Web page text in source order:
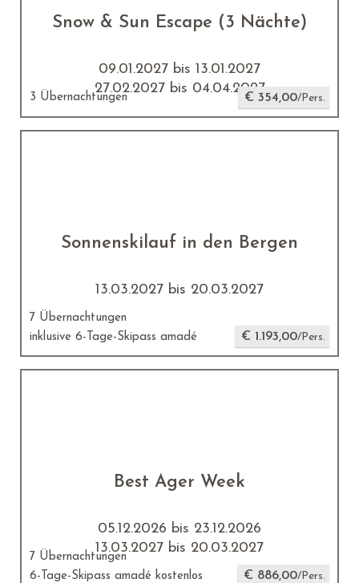
Snow & Sun Escape (3 Nächte)
09.01.2027 bis 13.01.2027
27.02.2027 bis 04.04.2027
3 Übernachtungen € 354,00/Pers.
Sonnenskilauf in den Bergen
13.03.2027 bis 20.03.2027
7 Übernachtungen
inklusive 6-Tage-Skipass amadé
€ 1.193,00/Pers.
Best Ager Week
05.12.2026 bis 23.12.2026
13.03.2027 bis 20.03.2027
7 Übernachtungen
6-Tage-Skipass amadé kostenlos
€ 886,00/Pers.